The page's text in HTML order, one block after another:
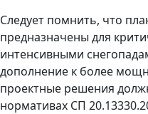
Следует помнить, что
предназначены для
интенсивными
дополнение к более
проектные решения
нормативах СП